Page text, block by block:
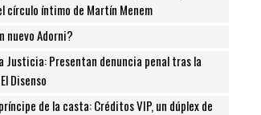
círculo íntimo de Martín Menem
nuevo Adorni?
Justicia: Presentan denuncia penal tras la
Disenso
de la casta: Créditos VIP, un dúplex de